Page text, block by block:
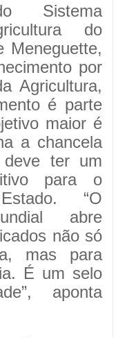
Sistema
do
Meneguette,
por
Agricultura,
é parte
maior é
a chancela
deve ter um
para o
“O
abre
não só
mas para
É um selo
aponta